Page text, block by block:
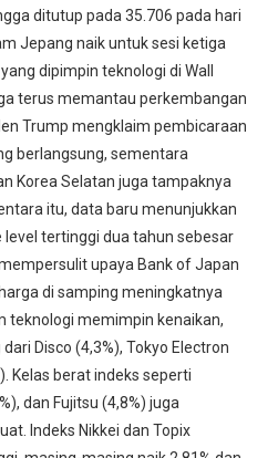
ditutup pada 35.706 pada hari
Jepang naik untuk sesi ketiga
dipimpin teknologi di Wall
terus memantau perkembangan
Trump mengklaim pembicaraan
berlangsung, sementara
Korea Selatan juga tampaknya
itu, data baru menunjukkan
tertinggi dua tahun sebesar
upaya Bank of Japan
di samping meningkatnya
teknologi memimpin kenaikan,
Disco (4,3%), Tokyo Electron
Kelas berat indeks seperti
dan Fujitsu (4,8%) juga
Indeks Nikkei dan Topix